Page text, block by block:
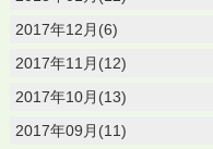
2017年12月(6)
2017年11月(12)
2017年10月(13)
2017年09月(11)